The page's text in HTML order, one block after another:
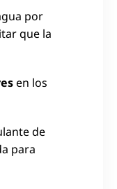
por
que la
en los
de
para